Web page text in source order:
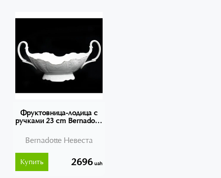
Фруктовница-лодица с
ручками 23 cm Bernadotte
Bernadotte Невеста
2696 uah
Купить